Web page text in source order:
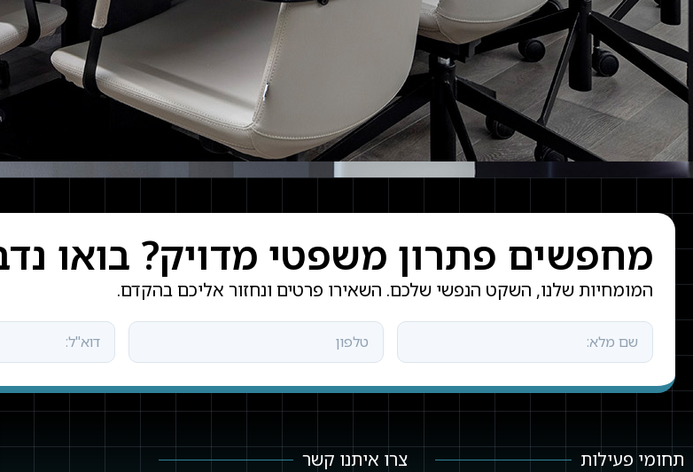
מחפשים פתרון משפטי מדויק? בואו
המומחיות שלנו, השקט הנפשי שלכם. השאירו פרטים ונחזור אליכם בהקדם.
תחומי פעילות צרו איתנו קשר